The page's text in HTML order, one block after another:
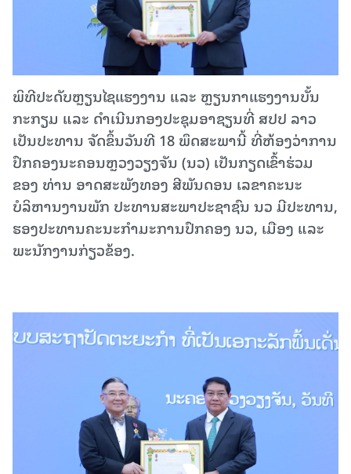
ພິທີປະດັບຫຼຽນໄຊແຮງງານ ແລະ ຫຼຽນກາແຮງງານບັ້ນ
ກະກຽມ ແລະ ດຳເນີນກອງປະຊຸມອາຊຽນທີ່ ສປປ ລາວ
ເປັນປະທານ ຈັດຂຶ້ນວັນທີ 18 ພຶດສະພານີ້ ທີ່ຫ້ອງວ່າການ
ປົກຄອງນະຄອນຫຼວງວຽງຈັນ (ນວ) ເປັນກຽດເຂົ້າຮ່ວມ
ຂອງ ທ່ານ ອາດສະພັງທອງ ສີພັນດອນ ເລຂາຄະນະ
ບໍລິຫານງານພັກ ປະທານສະພາປະຊາຊົນ ນວ ມີປະທານ,
ຮອງປະທານຄະນະກຳມະການປົກຄອງ ນວ, ເມືອງ ແລະ
ພະນັກງານກ່ຽວຂ້ອງ.